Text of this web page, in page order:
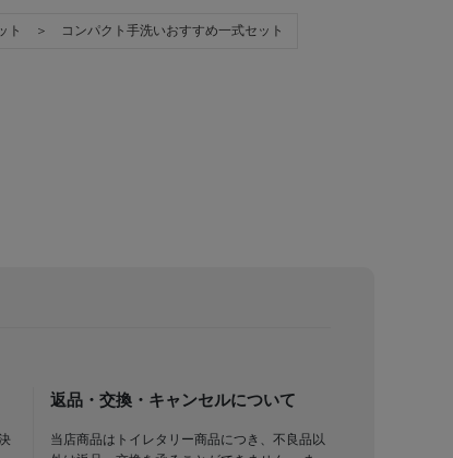
ト ＞ コンパクト手洗いおすすめ一式セット
返品・交換・キャンセルについて
当店商品はトイレタリー商品につき、不良品以